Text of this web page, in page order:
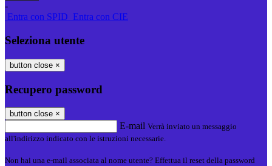
-
Entra con SPID Entra con CIE
Seleziona utente
button close ×
Recupero password
button close ×
E-mail Verrà inviato un messaggio
all'indirizzo indicato con le istruzioni necessarie.
Non hai una e-mail associata al nome utente? Effettua il reset della password